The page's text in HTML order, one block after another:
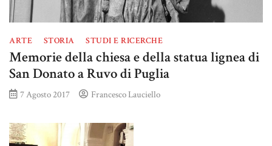
ARTE STORIA STUDI E RICERCHE
Memorie della chiesa e della statua lignea di
San Donato a Ruvo di Puglia
7 Agosto 2017 Francesco Lauciello